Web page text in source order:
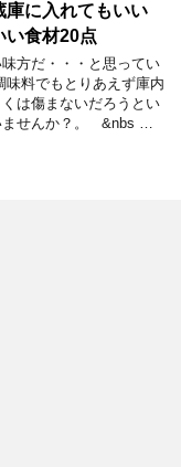
庫に入れてもいい
い食材20点
方だ・・・と思ってい
味料でもとりあえず庫内
は傷まないだろうとい
ませんか？。 &nbs …